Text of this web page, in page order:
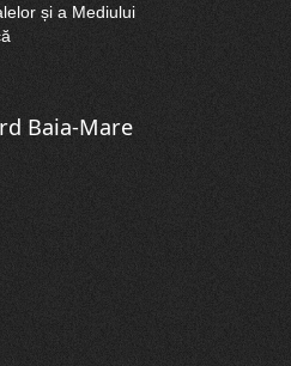
și a Mediului
Baia-Mare